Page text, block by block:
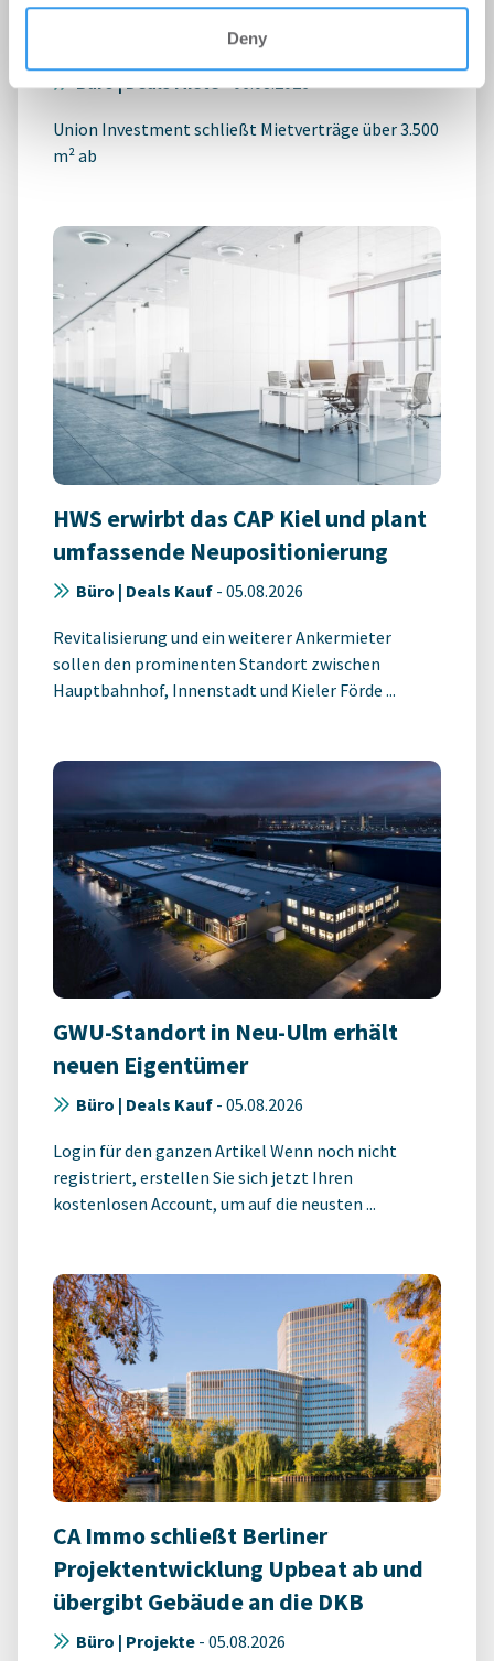
Deny
expandieren im Stuttgarter
Technologiepark STEP
Büro | Deals Miete-06.08.2026
Union Investment schließt Mietverträge über 3.500
m² ab
HWS erwirbt das CAP Kiel und plant
umfassende Neupositionierung
Büro | Deals Kauf - 05.08.2026
Revitalisierung und ein weiterer Ankermieter
sollen den prominenten Standort zwischen
Hauptbahnhof, Innenstadt und Kieler Förde ...
GWU-Standort in Neu-Ulm erhält
neuen Eigentümer
Büro | Deals Kauf - 05.08.2026
Login für den ganzen Artikel Wenn noch nicht
registriert, erstellen Sie sich jetzt Ihren
kostenlosen Account, um auf die neusten ...
CA Immo schließt Berliner
Projektentwicklung Upbeat ab und
übergibt Gebäude an die DKB
Büro | Projekte - 05.08.2026